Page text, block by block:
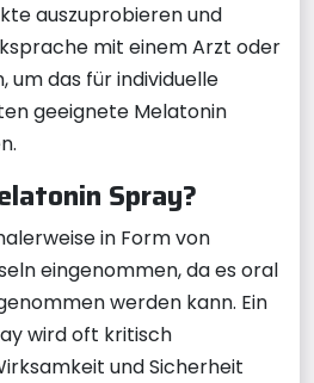
auszuprobieren und
mit einem Arzt oder
um das für individuelle
geeignete Melatonin
Spray?
in Form von
eingenommen, da es oral
werden kann. Ein
wird oft kritisch
und Sicherheit